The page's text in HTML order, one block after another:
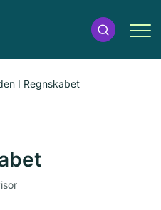
I Regnskabet